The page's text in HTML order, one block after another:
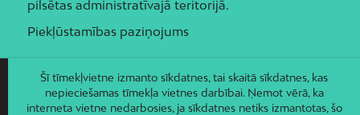
pilsētas administratīvajā teritorijā.
Piekļūstamības paziņojums
Šī tīmekļvietne izmanto sīkdatnes, tai skaitā sīkdatnes, kas
nepieciešamas tīmekļa vietnes darbībai. Ņemot vērā, ka
interneta vietne nedarbosies, ja sīkdatnes netiks izmantotas, šo